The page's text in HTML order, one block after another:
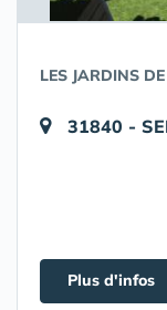
LES JARDINS
31840 -
Plus d'infos